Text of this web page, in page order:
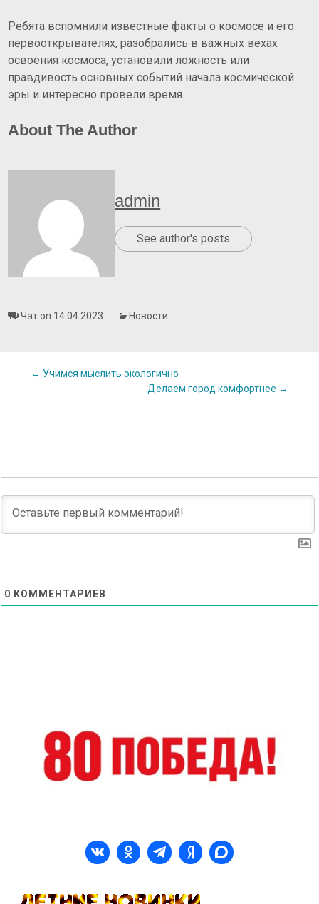
Ребята вспомнили известные факты о космосе и его
первооткрывателях, разобрались в важных вехах
освоения космоса, установили ложность или
правдивость основных событий начала космической
эры и интересно провели время.
About The Author
admin
See author's posts
Чат on 14.04.2023 Новости
Post
← Учимся мыслить экологично
Делаем город комфортнее →
0 КОММЕНТАРИЕВ